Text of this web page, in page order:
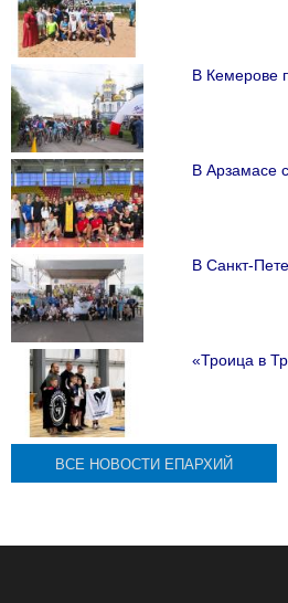
В Кемерове
В Арзамасе
В Санкт-
«Троица в
ВСЕ НОВОСТИ ЕПАРХИЙ